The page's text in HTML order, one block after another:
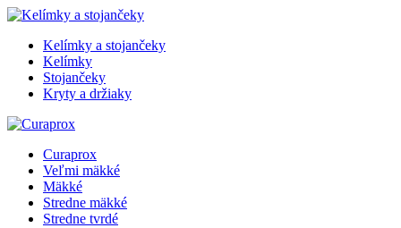
Kelímky a stojančeky
Kelímky
Stojančeky
Kryty a držiaky
Curaprox
Veľmi mäkké
Mäkké
Stredne mäkké
Stredne tvrdé